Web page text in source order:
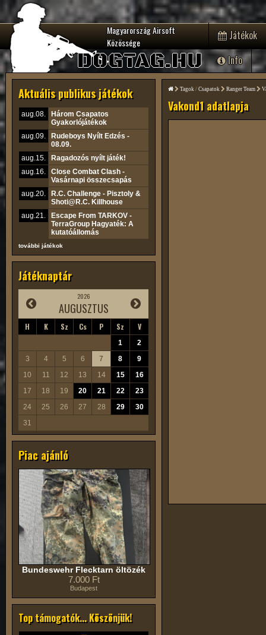
Magyarország Airsoft
Közössége
DOGTAG.HU
Játékok
Info
Aktuális publikus játékok
aug.08.
Három Csapatos
Gyakorlójátékok
aug.09.
Rudeboys Nyílt Edzés -
08.09.
aug.15.
Ragadozós nyílt játék!
aug.16.
Close Combat Clash -
Vasárnapi összecsapás
aug.20.
R.C. Challenge - Pisztoly &
Shoti@R.C. Killhouse
aug.21.
Escape From TARKOV -
TerraGroup Hagyaték: A
kutatóállomás
további játékok
Játéknaptár
2026
AUGUSZTUS
H K Sz Cs P Sz V
1
2
3
4 5 6 7 8
9
10
11 12 13 14 15
16
17
18 19 20 21 22
23
24
25 26 27 28 29
30
31
Piac ajánló
Bundeswehr Flecktarn öltözék
7.000 Ft
Budapest
Top támogatók... Köszönjük!
Tagok / Csapatok Ranger Team
Vakond1 adatlapja